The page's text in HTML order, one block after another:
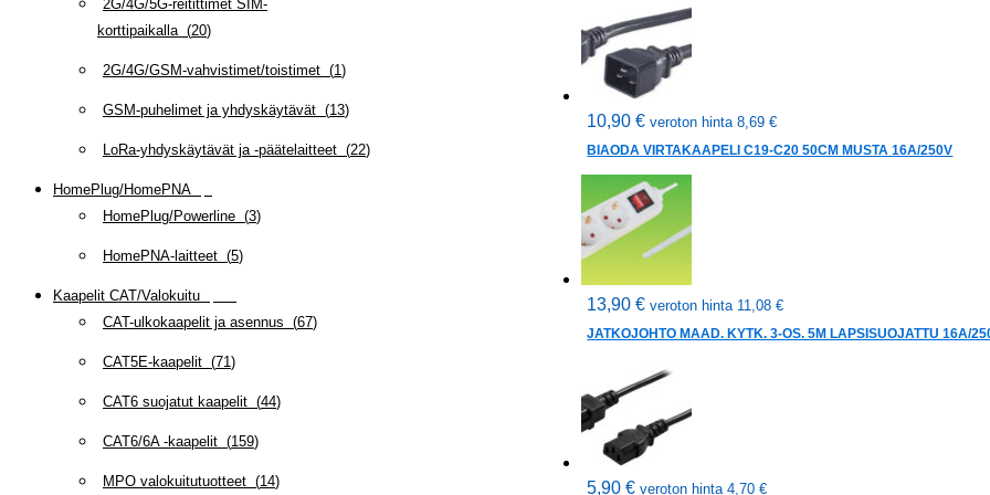
2G/4G/5G-reitittimet SIM-
korttipaikalla (20)
2G/4G/GSM-vahvistimet/toistimet (1)
GSM-puhelimet ja yhdyskäytävät (13)
LoRa-yhdyskäytävät ja -päätelaitteet (22)
HomePlug/HomePNA
HomePlug/Powerline (3)
HomePNA-laitteet (5)
Kaapelit CAT/Valokuitu
CAT-ulkokaapelit ja asennus (67)
CAT5E-kaapelit (71)
CAT6 suojatut kaapelit (44)
CAT6/6A -kaapelit (159)
MPO valokuitutuotteet (14)
10,90€ veroton hinta8,69€
BIAODA VIRTAKAAPELI C19-C20 50CM MUSTA 16A/250V
13,90€ veroton hinta 11,08€
JATKOJOHTO MAAD. KYTK. 3-OS. 5M LAPSISUOJATTU 16A/
5,90€ veroton hinta4,70€